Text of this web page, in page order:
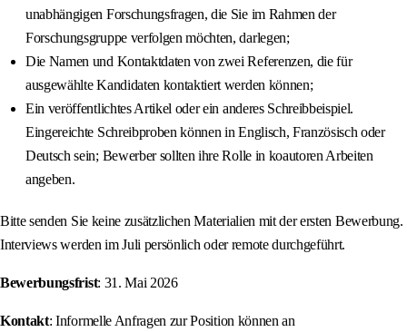
unabhängigen Forschungsfragen, die Sie im Rahmen der
Forschungsgruppe verfolgen möchten, darlegen;
Die Namen und Kontaktdaten von zwei Referenzen, die für
ausgewählte Kandidaten kontaktiert werden können;
Ein veröffentlichtes Artikel oder ein anderes Schreibbeispiel.
Eingereichte Schreibproben können in Englisch, Französisch oder
Deutsch sein; Bewerber sollten ihre Rolle in koautoren Arbeiten
angeben.
Bitte senden Sie keine zusätzlichen Materialien mit der ersten Bewerbung.
Interviews werden im Juli persönlich oder remote durchgeführt.
Bewerbungsfrist: 31. Mai 2026
Kontakt: Informelle Anfragen zur Position können an